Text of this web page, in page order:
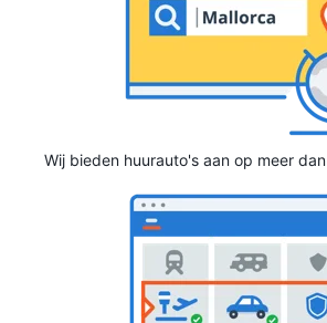
Wij bieden huurauto's aan op meer dan